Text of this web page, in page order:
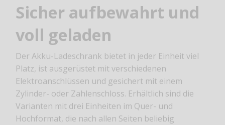
Sicher aufbewahrt und
voll geladen
Der Akku-Ladeschrank bietet in jeder Einheit viel
Platz, ist ausgerüstet mit verschiedenen
Elektroanschlüssen und gesichert mit einem
Zylinder- oder Zahlenschloss. Erhältlich sind die
Varianten mit drei Einheiten im Quer- und
Hochformat, die nach allen Seiten beliebig